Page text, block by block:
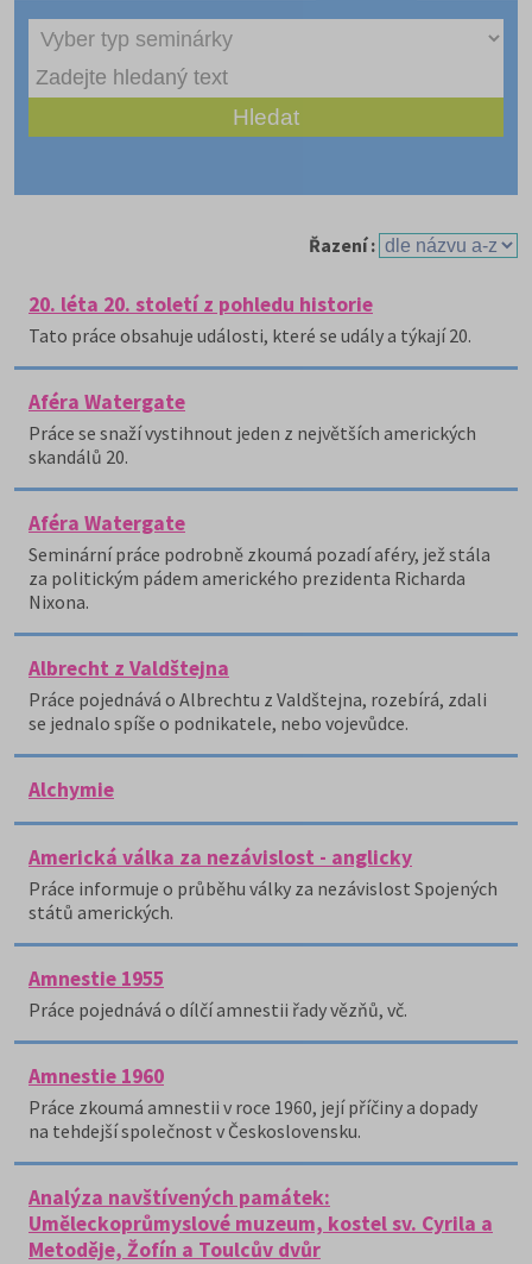
Řazení :
20. léta 20. století z pohledu historie
Tato práce obsahuje události, které se udály a týkají 20.
Aféra Watergate
Práce se snaží vystihnout jeden z největších amerických
skandálů 20.
Aféra Watergate
Seminární práce podrobně zkoumá pozadí aféry, jež stála
za politickým pádem amerického prezidenta Richarda
Nixona.
Albrecht z Valdštejna
Práce pojednává o Albrechtu z Valdštejna, rozebírá, zdali
se jednalo spíše o podnikatele, nebo vojevůdce.
Alchymie
Americká válka za nezávislost - anglicky
Práce informuje o průběhu války za nezávislost Spojených
států amerických.
Amnestie 1955
Práce pojednává o dílčí amnestii řady vězňů, vč.
Amnestie 1960
Práce zkoumá amnestii v roce 1960, její příčiny a dopady
na tehdejší společnost v Československu.
Analýza navštívených památek:
Uměleckoprůmyslové muzeum, kostel sv. Cyrila a
Metoděje, Žofín a Toulcův dvůr